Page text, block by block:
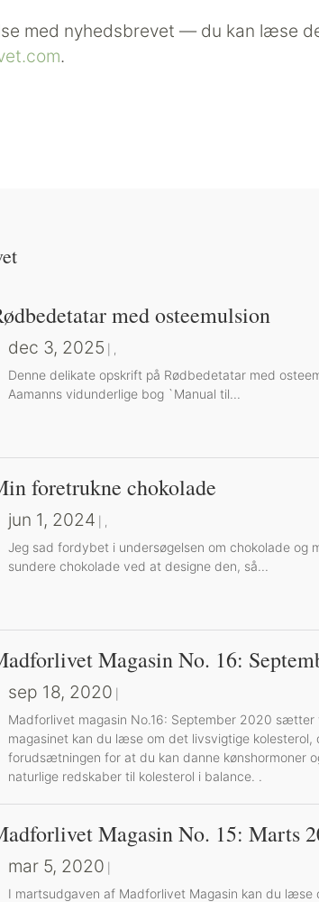
med nyhedsbrevet — du kan læse
.
med osteemulsion
dec 3, 2025 ,
Denne delikate opskrift på Rødbedetatar med
Aamanns vidunderlige bog `Manual til...
foretrukne chokolade
jun 1, 2024 ,
Jeg sad fordybet i undersøgelsen om chokolade og
sundere chokolade ved at designe den, så...
Magasin No. 16:
sep 18, 2020
Madforlivet magasin No.16: September 2020 sætter
magasinet kan du læse om det livsvigtige
forudsætningen for at du kan danne kønshormoner
naturlige redskaber til kolesterol i balance. .
Magasin No. 15: Marts
mar 5, 2020
I martsudgaven af Madforlivet Magasin kan du læse